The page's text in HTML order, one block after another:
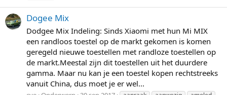
Dogee Mix
Dodgee Mix Indeling: Sinds Xiaomi met hun Mi MIX
een randloos toestel op de markt gekomen is komen
geregeld nieuwe toestellen met randloze toestellen op
de markt.Meestal zijn dit toestellen uit het duurdere
gamma. Maar nu kan je een toestel kopen rechtstreeks
vanuit China, dus moet je er wel...